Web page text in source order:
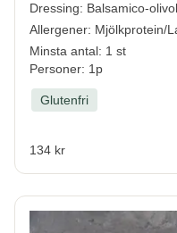
Dressing: Balsamico-
Allergener: Mjölkprotein/
Minsta antal: 1 st
Personer: 1p
Glutenfri
134 kr